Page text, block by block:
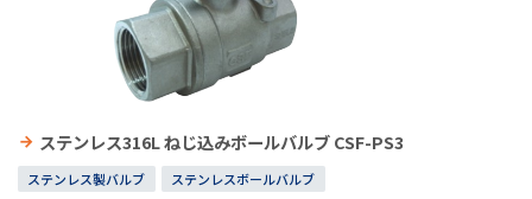
ステンレス316L ねじ込みボールバルブ CSF-PS3
ステンレス製バルブ ステンレスボールバルブ